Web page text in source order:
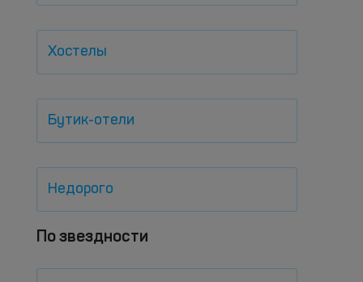
Хостелы
Бутик-отели
Недорого
По звездности